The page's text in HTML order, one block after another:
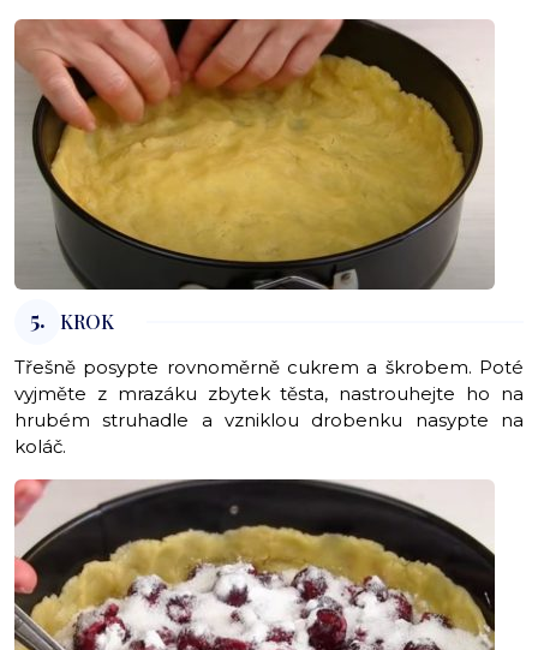
5. KROK
Třešně posypte rovnoměrně cukrem a škrobem. Poté
vyjměte z mrazáku zbytek těsta, nastrouhejte ho na
hrubém struhadle a vzniklou drobenku nasypte na
koláč.